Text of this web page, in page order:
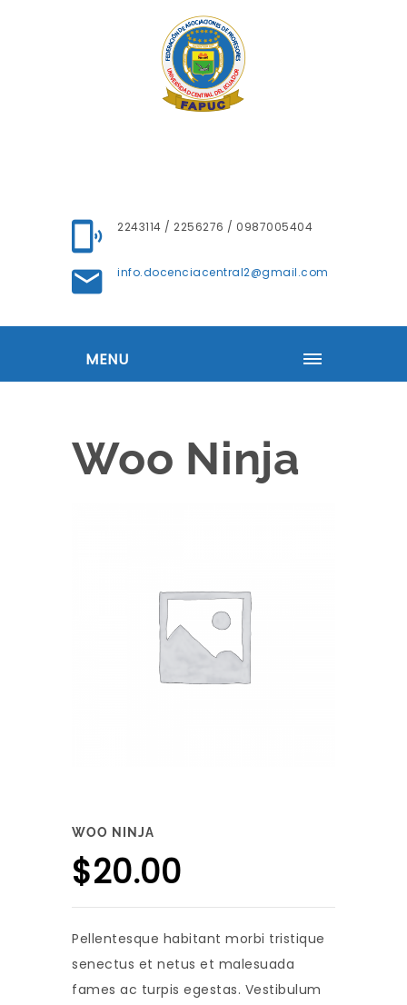
2243114 / 2256276 / 0987005404
info.docenciacentral2@gmail.com
MENU
Woo Ninja
WOO NINJA
$20.00
Pellentesque habitant morbi tristique
senectus et netus et malesuada
fames ac turpis egestas. Vestibulum